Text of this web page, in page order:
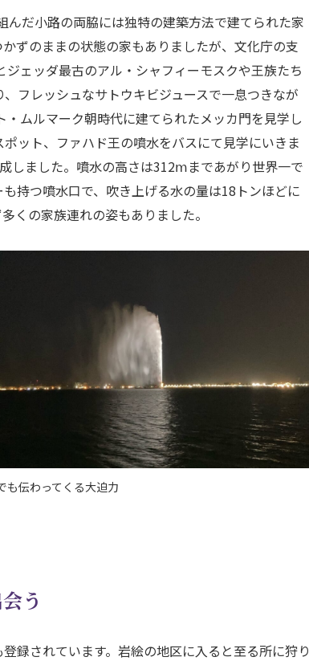
だ小路の両脇には独特の建築方法で建てられた家
ずのままの状態の家もありましたが、文化庁の支
ェッダ最古のアル・シャフィーモスクや王族たち
フレッシュなサトウキビジュースで一息つきなが
ムルマーク朝時代に建てられたメッカ門を見学し
ット、ファハド王の噴水をバスにて見学にいきま
しました。噴水の高さは312ⅿまであがり世界一で
持つ噴水口で、吹き上げる水の量は18トンほどに
くの家族連れの姿もありました。
も伝わってくる大迫力
う
録されています。岩絵の地区に入ると至る所に狩り